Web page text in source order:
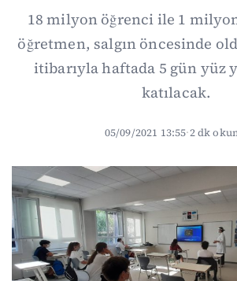
18 milyon öğrenci ile 1
öğretmen, salgın öncesinde
itibarıyla haftada 5 gün yüz
katılacak.
05/09/2021 13:55·2 dk